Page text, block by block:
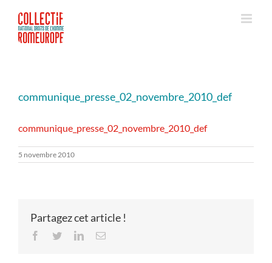
contenu
communique_presse_02_novembre_2010_def
communique_presse_02_novembre_2010_def
5 novembre 2010
Partagez cet article !
Facebook
TwitterLinkedInEmail